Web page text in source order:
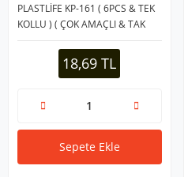
PLASTLİFE KP-161 ( 6PCS & TEK
KOLLU ) ( ÇOK AMAÇLI & TAK
ÇIKAR ) PRATİK PLASTİK ASKI*48
18,69 TL
Sepete Ekle